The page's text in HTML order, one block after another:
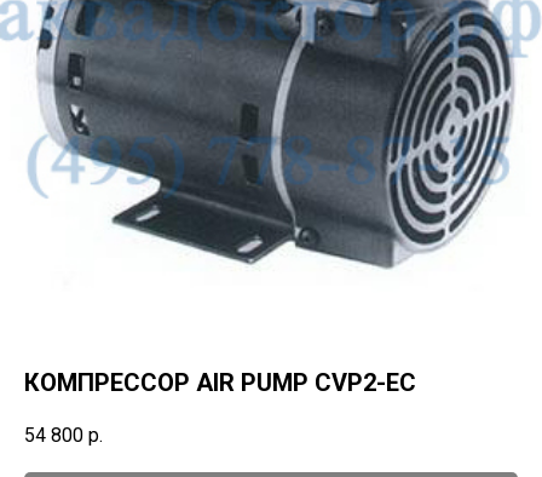
КОМПРЕССОР AIR PUMP CVP2-EC
54 800 р.